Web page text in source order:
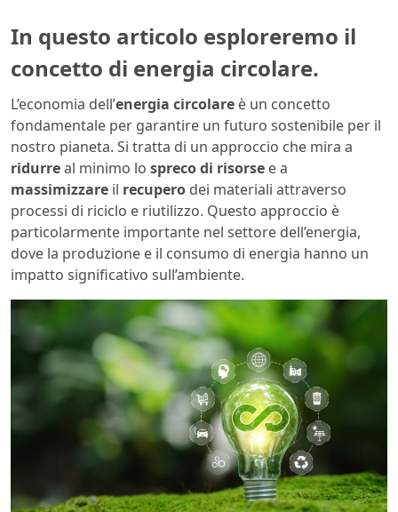
In questo articolo esploreremo il
concetto di energia circolare.
L’economia dell’energia circolare è un concetto
fondamentale per garantire un futuro sostenibile per il
nostro pianeta. Si tratta di un approccio che mira a
ridurreal minimo lo spreco di risorse e a
massimizzare il recupero dei materiali attraverso
processi di riciclo e riutilizzo. Questo approccio è
particolarmente importante nel settore dell’energia,
dove la produzione e il consumo di energia hanno un
impatto significativo sull’ambiente.